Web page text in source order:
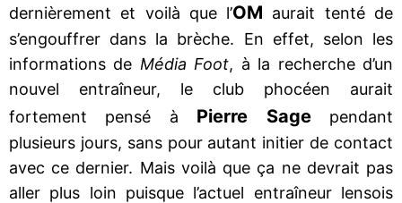
dernièrement et voilà que l’OM aurait tenté de
s’engouffrer dans la brèche. En effet, selon les
informations de Média Foot, à la recherche d’un
nouvel entraîneur, le club phocéen aurait
fortement pensé à Pierre Sagependant
plusieurs jours, sans pour autant initier de contact
avec ce dernier. Mais voilà que ça ne devrait pas
aller plus loin puisque l’actuel entraîneur lensois